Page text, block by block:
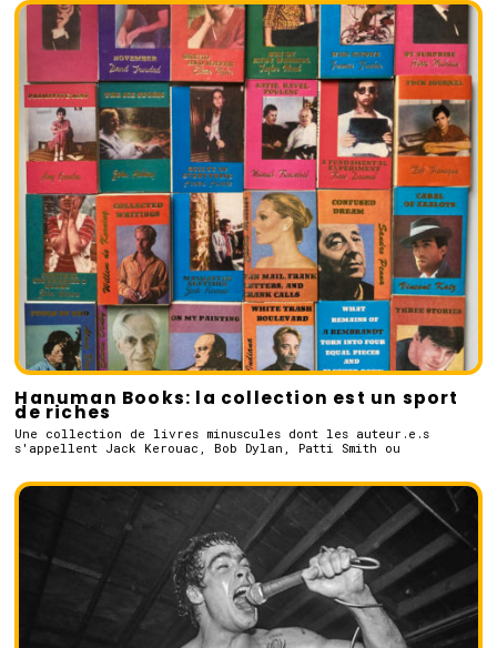
Hanuman Books: la collection est un sport
de riches
Une collection de livres minuscules dont les auteur.e.s
s'appellent Jack Kerouac, Bob Dylan, Patti Smith ou